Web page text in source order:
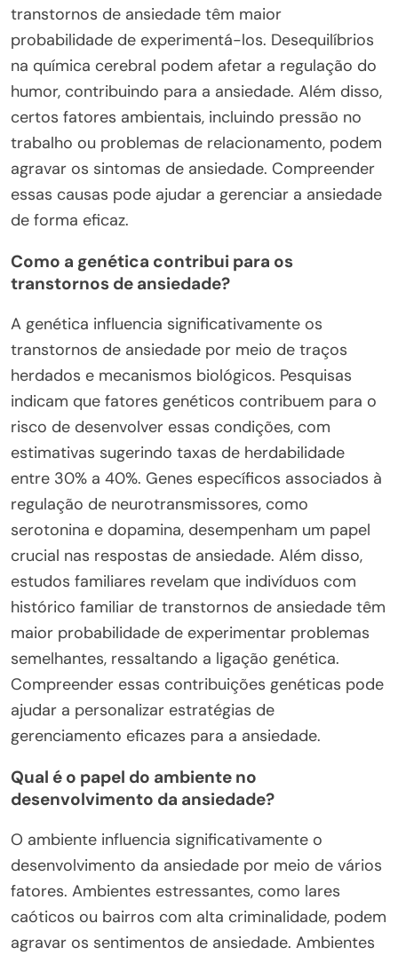
transtornos de ansiedade têm maior
probabilidade de experimentá-los. Desequilíbrios
na química cerebral podem afetar a regulação do
humor, contribuindo para a ansiedade. Além disso,
certos fatores ambientais, incluindo pressão no
trabalho ou problemas de relacionamento, podem
agravar os sintomas de ansiedade. Compreender
essas causas pode ajudar a gerenciar a ansiedade
de forma eficaz.
Como a genética contribui para os
transtornos de ansiedade?
A genética influencia significativamente os
transtornos de ansiedade por meio de traços
herdados e mecanismos biológicos. Pesquisas
indicam que fatores genéticos contribuem para o
risco de desenvolver essas condições, com
estimativas sugerindo taxas de herdabilidade
entre 30% a 40%. Genes específicos associados à
regulação de neurotransmissores, como
serotonina e dopamina, desempenham um papel
crucial nas respostas de ansiedade. Além disso,
estudos familiares revelam que indivíduos com
histórico familiar de transtornos de ansiedade têm
maior probabilidade de experimentar problemas
semelhantes, ressaltando a ligação genética.
Compreender essas contribuições genéticas pode
ajudar a personalizar estratégias de
gerenciamento eficazes para a ansiedade.
Qual é o papel do ambiente no
desenvolvimento da ansiedade?
O ambiente influencia significativamente o
desenvolvimento da ansiedade por meio de vários
fatores. Ambientes estressantes, como lares
caóticos ou bairros com alta criminalidade, podem
agravar os sentimentos de ansiedade. Ambientes